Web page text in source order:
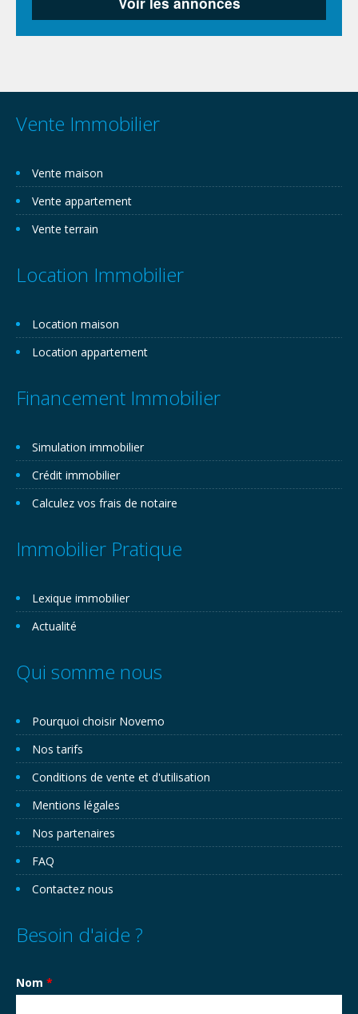
Vente Immobilier
Vente maison
Vente appartement
Vente terrain
Location Immobilier
Location maison
Location appartement
Financement Immobilier
Simulation immobilier
Crédit immobilier
Calculez vos frais de notaire
Immobilier Pratique
Lexique immobilier
Actualité
Qui somme nous
Pourquoi choisir Novemo
Nos tarifs
Conditions de vente et d'utilisation
Mentions légales
Nos partenaires
FAQ
Contactez nous
Besoin d'aide ?
Nom *